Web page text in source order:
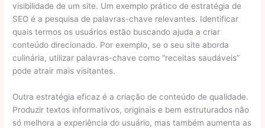
visibilidade de um site. Um exemplo prático de estratégia de
SEO é a pesquisa de palavras-chave relevantes. Identificar
quais termos os usuários estão buscando ajuda a criar
conteúdo direcionado. Por exemplo, se o seu site aborda
culinária, utilizar palavras-chave como “receitas saudáveis”
pode atrair mais visitantes.
Outra estratégia eficaz é a criação de conteúdo de qualidade.
Produzir textos informativos, originais e bem estruturados não
só melhora a experiência do usuário, mas também aumenta as